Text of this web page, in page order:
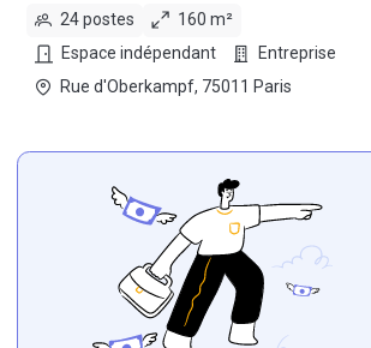
24 postes
160 m²
Espace indépendant
Entreprise
Rue d'Oberkampf, 75011 Paris